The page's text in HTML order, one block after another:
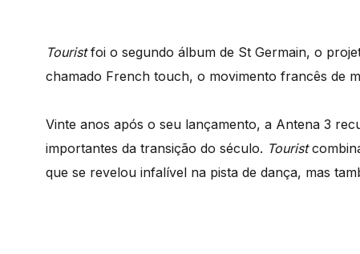
Touristfoi o segundo álbum de St Germain, o
chamado French touch, o movimento francês de
Vinte anos após o seu lançamento, a Antena 3
importantes da transição do século. Tourist
que se revelou infalível na pista de dança, mas